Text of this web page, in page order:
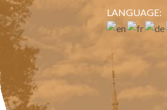
LANGUAGE: